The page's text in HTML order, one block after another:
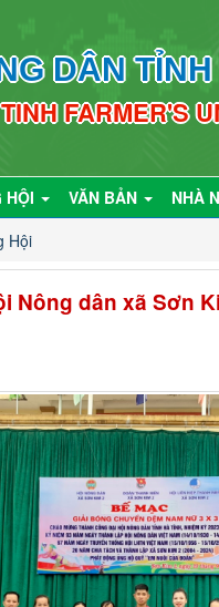
DÂN
FARMER'S
HỘI VĂN BẢN NHÀ
Hội
Nông dân xã Sơn